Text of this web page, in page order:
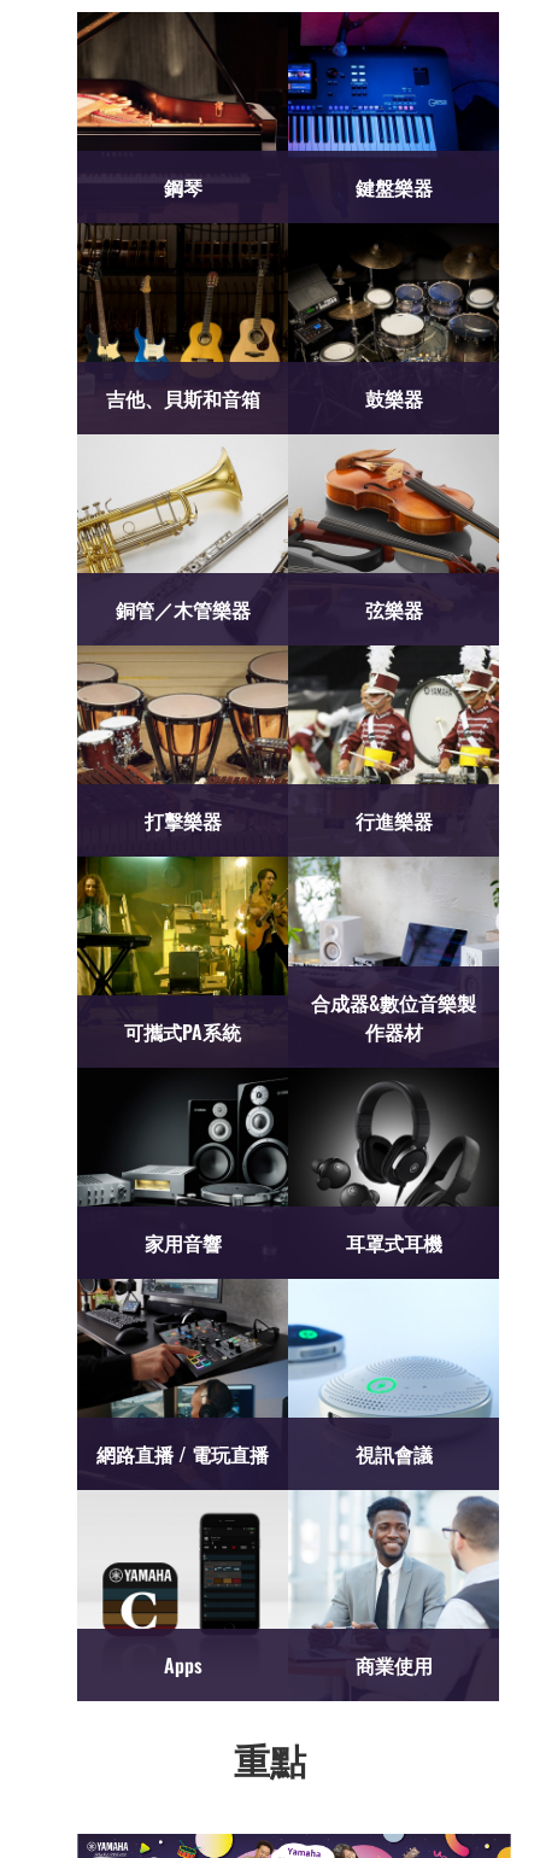
鋼琴 鍵盤樂器
吉他、貝斯和音箱 鼓樂器
銅管／木管樂器 弦樂器
打擊樂器 行進樂器
可攜式PA系統
合成器&數位音樂製
作器材
家用音響 耳罩式耳機
網路直播 / 電玩直播 視訊會議
Apps 商業使用
重點